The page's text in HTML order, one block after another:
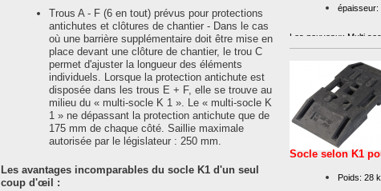
Trous A - F (6 en tout) prévus pour protections
antichutes et clôtures de chantier - Dans le cas
où une barrière supplémentaire doit être mise en
place devant une clôture de chantier, le trou C
permet d'ajuster la longueur des éléments
individuels. Lorsque la protection antichute est
disposée dans les trous E + F, elle se trouve au
milieu du « multi-socle K 1 ». Le « multi-socle K
1 » ne dépassant la protection antichute que de
175 mm de chaque côté. Saillie maximale
autorisée par le législateur : 250 mm.
Les avantages incomparables du socle K1 d'un seul
coup d'œil :
épaisseur:
​Les nouveaux Multi
accessibles sur la
qu'ils peuvent être
sous les protections
Les protections
longitudinalement ou
socles K1, sans
les protections
être montées sur un
Une autre particularité
Socle selon K1
Poids: 28